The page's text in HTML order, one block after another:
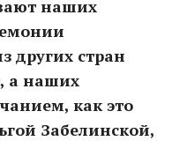
наших
других стран
а наших
как это
Забелинской,